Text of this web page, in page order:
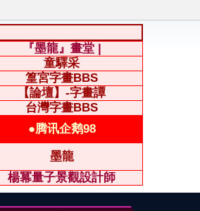
『墨龍』畫堂 |
童驛采
篁宮字畫BBS
【論壇】-字畫譚
台灣字畫BBS
●腾讯企鹅98
墨龍
楊冪量子景觀設計師